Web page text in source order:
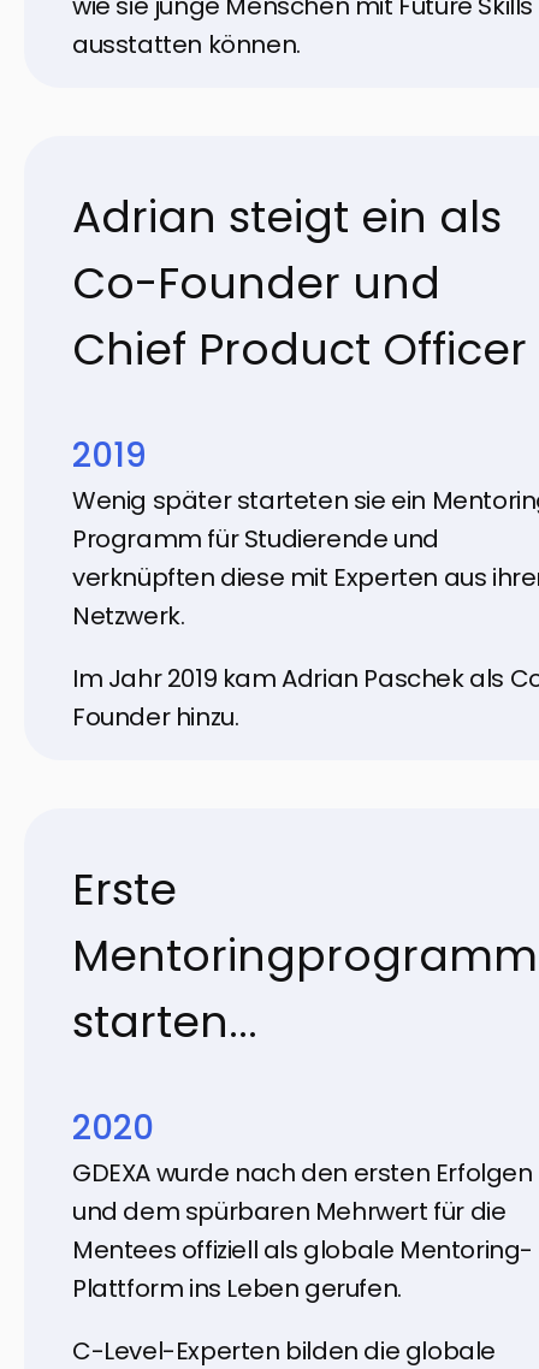
ausstatten können.
Adrian steigt ein als
Co-Founder und
Chief Product Officer
2019
Wenig später starteten sie ein
Programm für Studierende und
verknüpften diese mit Experten aus
Netzwerk.
Im Jahr 2019 kam Adrian Paschek als
Founder hinzu.
Erste
starten...
2020
GDEXA wurde nach den ersten Erfolgen
und dem spürbaren Mehrwert für die
Mentees offiziell als globale Mentoring-
Plattform ins Leben gerufen.
C-Level-Experten bilden die globale